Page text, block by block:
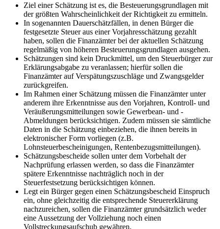
Ziel einer Schätzung ist es, die Besteuerungsgrundlagen mit
der größten Wahrscheinlichkeit der Richtigkeit zu ermitteln.
In sogenannten Dauerschätzfällen, in denen Bürger die
festgesetzte Steuer aus einer Vorjahresschätzung gezahlt
haben, sollen die Finanzämter bei der aktuellen Schätzung
regelmäßig von höheren Besteuerungsgrundlagen ausgehen.
Schätzungen sind kein Druckmittel, um den Steuerbürger zur
Erklärungsabgabe zu veranlassen; hierfür sollen die
Finanzämter auf Verspätungszuschläge und Zwangsgelder
zurückgreifen.
Im Rahmen einer Schätzung müssen die Finanzämter unter
anderem ihre Erkenntnisse aus den Vorjahren, Kontroll- und
Veräußerungsmitteilungen sowie Gewerbean- und -
Abmeldungen berücksichtigen. Zudem müssen sie sämtliche
Daten in die Schätzung einbeziehen, die ihnen bereits in
elektronischer Form vorliegen (z.B.
Lohnsteuerbescheinigungen, Rentenbezugsmitteilungen).
Schätzungsbescheide sollen unter dem Vorbehalt der
Nachprüfung erlassen werden, so dass die Finanzämter
spätere Erkenntnisse nachträglich noch in der
Steuerfestsetzung berücksichtigen können.
Legt ein Bürger gegen einen Schätzungsbescheid Einspruch
ein, ohne gleichzeitig die entsprechende Steuererklärung
nachzureichen, sollen die Finanzämter grundsätzlich weder
eine Aussetzung der Vollziehung noch einen
Vollstreckungsaufschub gewähren.